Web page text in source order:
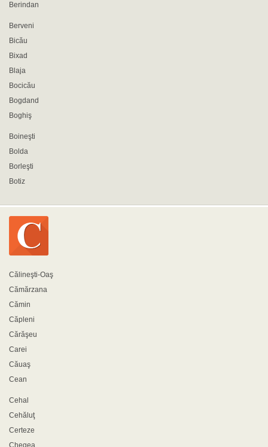
Berindan
Berveni
Bicău
Bixad
Blaja
Bocicău
Bogdand
Boghiş
Boineşti
Bolda
Borleşti
Botiz
Călineşti-Oaş
Cămărzana
Cămin
Căpleni
Cărăşeu
Carei
Căuaş
Cean
Cehal
Cehăluţ
Certeze
Chegea